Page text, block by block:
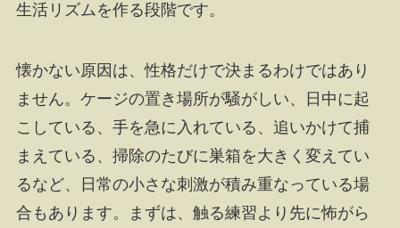
生活リズムを作る段階です。
懐かない原因は、性格だけで決まるわけではあり
ません。ケージの置き場所が騒がしい、日中に起
こしている、手を急に入れている、追いかけて捕
まえている、掃除のたびに巣箱を大きく変えてい
るなど、日常の小さな刺激が積み重なっている場
合もあります。まずは、触る練習より先に怖がら